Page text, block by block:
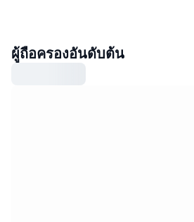
ผู้ถือครองอันดับต้น